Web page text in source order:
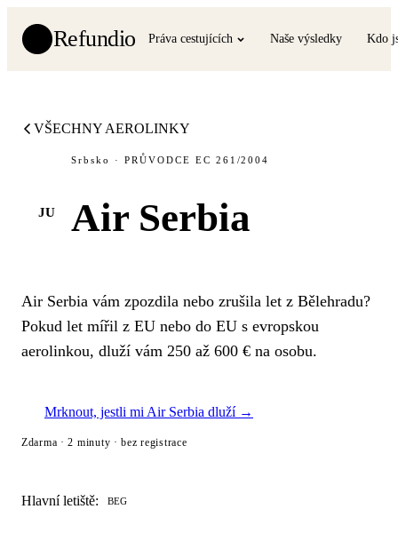
Refundio Práva cestujících Naše výsledky Kdo
VŠECHNY AEROLINKY
JU
Srbsko · PRŮVODCE EC 261/2004
Air Serbia
Air Serbia vám zpozdila nebo zrušila let z Bělehradu?
Pokud let mířil z EU nebo do EU s evropskou
aerolinkou, dluží vám 250 až 600 € na osobu.
Mrknout, jestli mi Air Serbia dluží →
Zdarma · 2 minuty · bez registrace
Hlavní letiště: BEG